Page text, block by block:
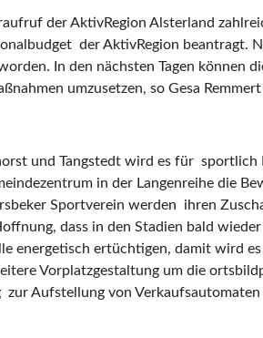
der AktivRegion Alsterland
der AktivRegion beantragt.
In den nächsten Tagen können
umzusetzen, so Gesa
und Tangstedt wird es für
in der Langenreihe die
Sportverein werden ihren
dass in den Stadien bald
energetisch ertüchtigen, damit wird
Vorplatzgestaltung um die
Aufstellung von